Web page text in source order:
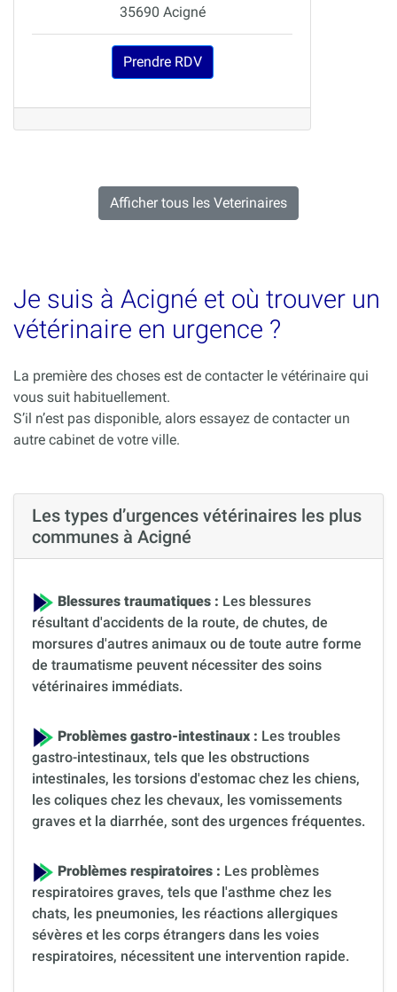
35690 Acigné
Prendre RDV
Afficher tous les Veterinaires
Je suis à Acigné et où trouver un
vétérinaire en urgence ?
La première des choses est de contacter le vétérinaire qui
vous suit habituellement.
S’il n’est pas disponible, alors essayez de contacter un
autre cabinet de votre ville.
Les types d’urgences vétérinaires les plus
communes à Acigné
Blessures traumatiques : Les blessures
résultant d'accidents de la route, de chutes, de
morsures d'autres animaux ou de toute autre forme
de traumatisme peuvent nécessiter des soins
vétérinaires immédiats.
Problèmes gastro-intestinaux : Les troubles
gastro-intestinaux, tels que les obstructions
intestinales, les torsions d'estomac chez les chiens,
les coliques chez les chevaux, les vomissements
graves et la diarrhée, sont des urgences fréquentes.
Problèmes respiratoires : Les problèmes
respiratoires graves, tels que l'asthme chez les
chats, les pneumonies, les réactions allergiques
sévères et les corps étrangers dans les voies
respiratoires, nécessitent une intervention rapide.